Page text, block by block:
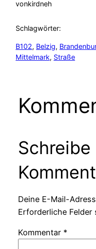
vonkirdneh
Schlagwörter:
B102, Belzig,
Mittelmark, Straße
Schreibe
Deine E-Mail-
Erforderliche Felder
Kommentar *